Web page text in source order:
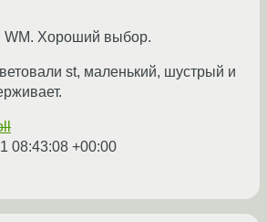
WM. Хороший выбор.
st, маленький, шустрый и
08:43:08 +00:00